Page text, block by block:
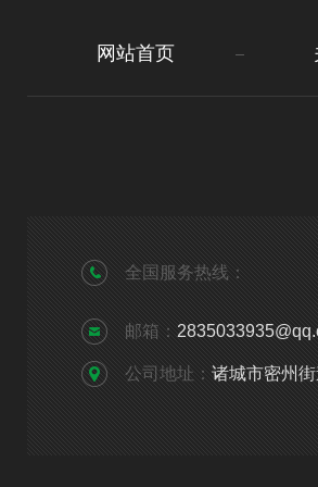
网站首页
全国服务热线：
邮箱：
公司地址： 诸城市密州